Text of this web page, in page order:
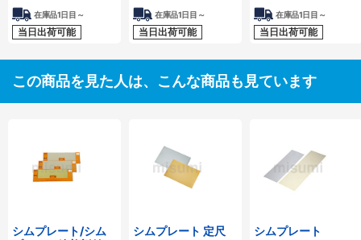
在庫品1日目～
当日出荷可能
在庫品1日目～
当日出荷可能
在庫品1日目～
当日出荷可能
この商品を見た人は、こんな商品も見ています
シムプレート/シム
シムプレート 定尺 シムプレート